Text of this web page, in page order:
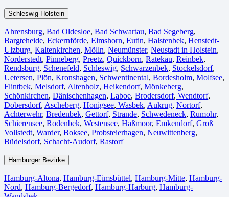
Schleswig-Holstein
Ahrensburg, Bad Oldesloe, Bad Schwartau, Bad Segeberg,
Bargteheide, Eckernförde, Elmshorn, Eutin, Halstenbek, Henstedt-
Ulzburg, Kaltenkirchen, Mölln, Neumünster, Neustadt in Holstein,
Norderstedt, Pinneberg, Preetz, Quickborn, Ratekau, Reinbek,
Rendsburg, Schenefeld, Schleswig, Schwarzenbek, Stockelsdorf,
Uetersen, Plön, Kronshagen, Schwentinental, Bordesholm, Molfsee,
Flintbek, Melsdorf, Altenholz, Heikendorf, Mönkeberg,
Schönkirchen, Dänischenhagen, Laboe, Brodersdorf, Wendtorf,
Dobersdorf, Ascheberg, Honigsee, Wasbek, Aukrug, Nortorf,
Achterwehr, Bredenbek, Gettorf, Strande, Schwedeneck, Rumohr,
Schierensee, Rodenbek, Westensee, Haßmoor, Emkendorf, Groß
Vollstedt, Warder, Boksee, Probsteierhagen, Neuwittenberg,
Büdelsdorf, Schacht-Audorf, Rastorf
Hamburger Bezirke
Hamburg-Altona, Hamburg-Eimsbüttel, Hamburg-Mitte, Hamburg-
Nord, Hamburg-Bergedorf, Hamburg-Harburg, Hamburg-